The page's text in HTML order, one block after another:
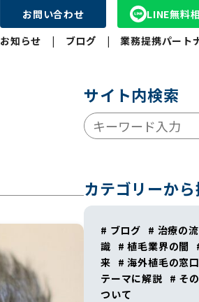
お問い合わせ
LINE無料
お知らせ | ブログ゙ |業務提携パート
サイト内検索
カテゴリーから
# ブログ # 治療の
識 # 植毛業界の闇
来 # 海外植毛の窓
テーマに解説 # そ
ついて